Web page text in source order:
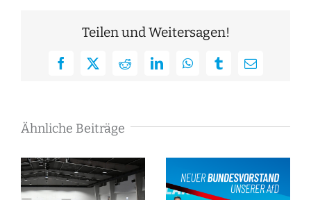
Teilen und Weitersagen!
Facebook
X RedditLinkedInWhatsAppTumblrE-
Ähnliche Beiträge